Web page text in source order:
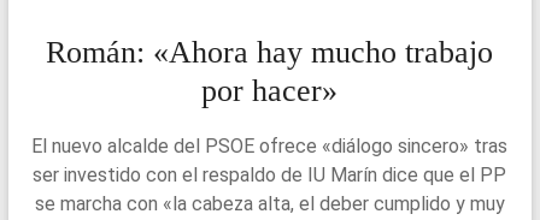
Román: «Ahora hay mucho trabajo
por hacer»
El nuevo alcalde del PSOE ofrece «diálogo sincero» tras
ser investido con el respaldo de IU Marín dice que el PP
se marcha con «la cabeza alta, el deber cumplido y muy